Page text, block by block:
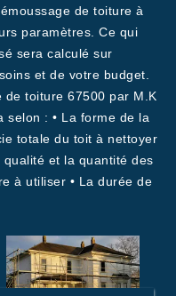
de toiture à
paramètres. Ce qui
sera calculé sur
et de votre budget.
de toiture 67500 par M.K
selon : • La forme de la
totale du toit à nettoyer
qualité et la quantité des
à utiliser • La durée de